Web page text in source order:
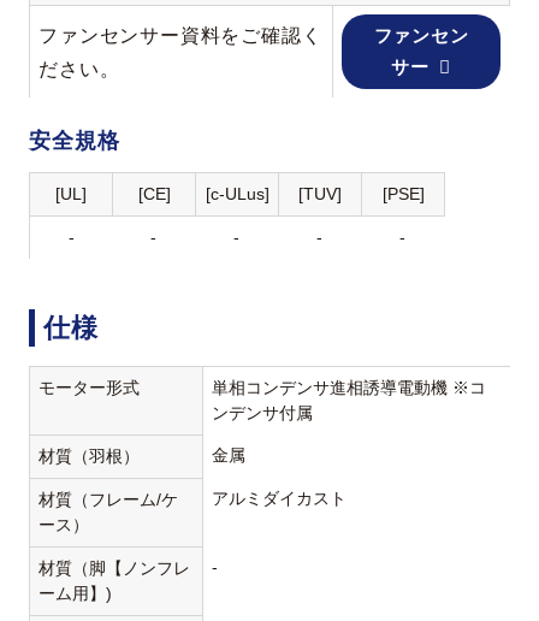
ファンセンサー資料をご確認く
ださい。
ファンセン
サー
安全規格
[UL] [CE] [c-ULus] [TUV] [PSE]
- - - - -
仕様
モーター形式
単相コンデンサ進相誘導電動機 ※コ
ンデンサ付属
材質（羽根） 金属
材質（フレーム/ケ
ース）
アルミダイカスト
材質（脚【ノンフレ
ーム用】)
-